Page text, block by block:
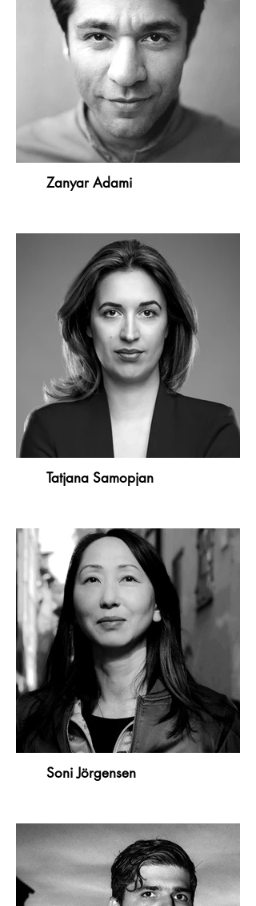
Zanyar Adami
Tatjana Samopjan
Soni Jörgensen